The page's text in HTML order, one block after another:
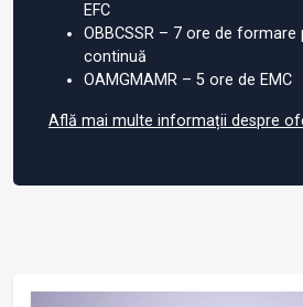
EFC
OBBCSSR – 7 ore de
continuă
OAMGMAMR – 5 ore de EMC
Află mai multe informații despre